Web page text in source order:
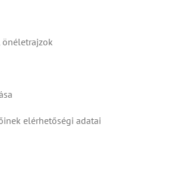
elérhetőségi adatai